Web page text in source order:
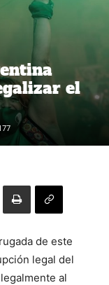
el
de este
legal del
al